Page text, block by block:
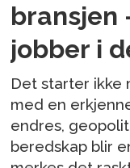
bransjen
jobber i
Det starter ikke
med en
endres,
beredskap blir